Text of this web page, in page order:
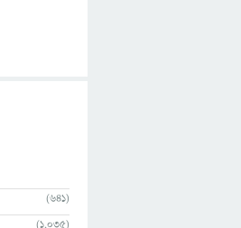
(641)
(1,035)